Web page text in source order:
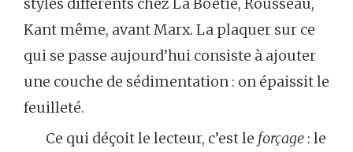
styles différents chez La Boétie, Rousseau,
Kant même, avant Marx. La plaquer sur ce
qui se passe aujourd’hui consiste à ajouter
une couche de sédimentation : on épaissit le
feuilleté.
Ce qui déçoit le lecteur, c’est le forçage : le